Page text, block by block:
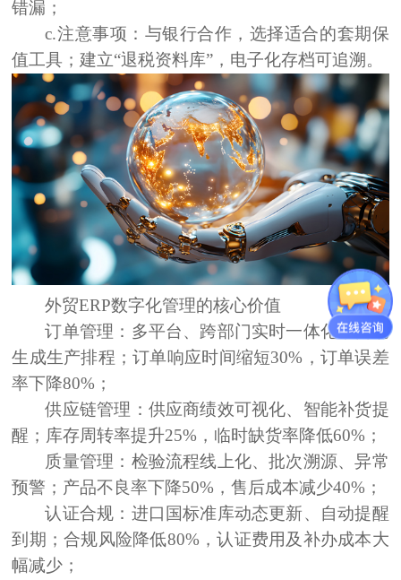
错漏；
c.注意事项： 与银行合作，选择适合的套期保
值工具；建立“退税资料库”，电子化存档可追溯。
外贸ERP数字化管理的核心价值
订单管理 ： 多平台、跨部门实时一体化，自动
生成生产排程； 订单响应时间缩短30%，订单误差
率下降80% ；
供应链管理 ： 供应商绩效可视化、智能补货提
醒； 库存周转率提升25%，临时缺货率降低60% ；
质量管理 ： 检验流程线上化、批次溯源、异常
预警； 产品不良率下降50%，售后成本减少40% ；
认证合规 ： 进口国标准库动态更新、自动提醒
到期； 合规风险降低80%，认证费用及补办成本大
幅减少 ；